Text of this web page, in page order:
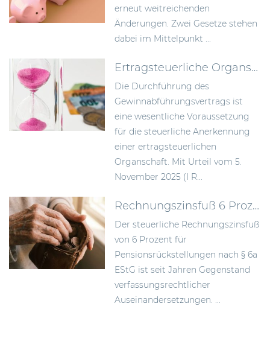
erneut weitreichenden
Änderungen. Zwei Gesetze stehen
dabei im Mittelpunkt ...
Ertragsteuerliche Organschaft: BFH konkretisiert Anforderungen an die Durchführung des Gewinnabführungsvertrags
Die Durchführung des
Gewinnabführungsvertrags ist
eine wesentliche Voraussetzung
für die steuerliche Anerkennung
einer ertragsteuerlichen
Organschaft. Mit Urteil vom 5.
November 2025 (I R...
Rechnungszinsfuß 6 Prozent bei Pensionsrückstellungen: BMF weist Einsprüche per Allgemeinverfügung zurück
Der steuerliche Rechnungszinsfuß
von 6 Prozent für
Pensionsrückstellungen nach § 6a
EStG ist seit Jahren Gegenstand
verfassungsrechtlicher
Auseinandersetzungen. ...